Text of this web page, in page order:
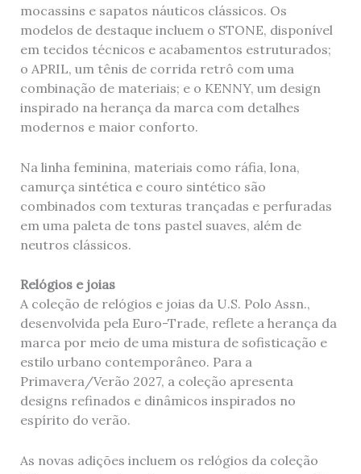
mocassins e sapatos náuticos clássicos. Os
modelos de destaque incluem o STONE, disponível
em tecidos técnicos e acabamentos estruturados;
o APRIL, um tênis de corrida retrô com uma
combinação de materiais; e o KENNY, um design
inspirado na herança da marca com detalhes
modernos e maior conforto.
Na linha feminina, materiais como ráfia, lona, ​​
camurça sintética e couro sintético são
combinados com texturas trançadas e perfuradas
em uma paleta de tons pastel suaves, além de
neutros clássicos.
Relógios e joias
A coleção de relógios e joias da U.S. Polo Assn.,
desenvolvida pela Euro-Trade, reflete a herança da
marca por meio de uma mistura de sofisticação e
estilo urbano contemporâneo. Para a
Primavera/Verão 2027, a coleção apresenta
designs refinados e dinâmicos inspirados no
espírito do verão.
As novas adições incluem os relógios da coleção